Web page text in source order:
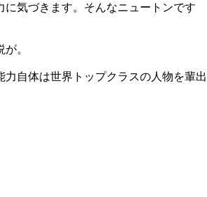
に気づきます。そんなニュートンです
。
自体は世界トップクラスの人物を輩出